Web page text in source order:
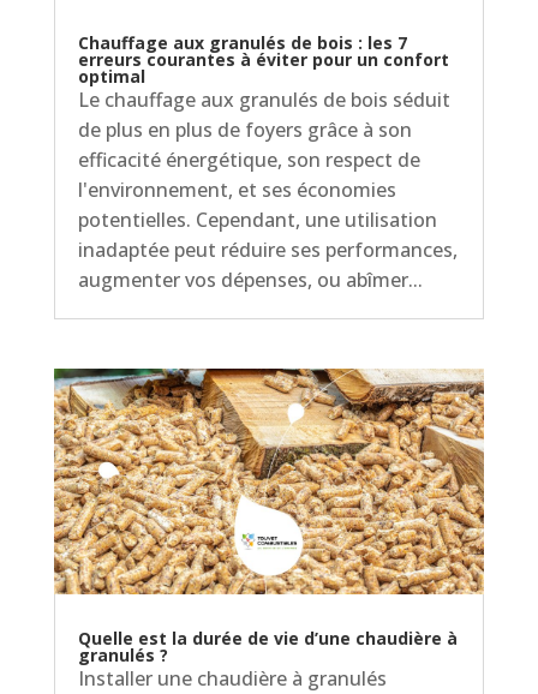
Chauffage aux granulés de bois : les 7
erreurs courantes à éviter pour un confort
optimal
Le chauffage aux granulés de bois séduit
de plus en plus de foyers grâce à son
efficacité énergétique, son respect de
l'environnement, et ses économies
potentielles. Cependant, une utilisation
inadaptée peut réduire ses performances,
augmenter vos dépenses, ou abîmer...
Quelle est la durée de vie d’une chaudière à
granulés ?
Installer une chaudière à granulés